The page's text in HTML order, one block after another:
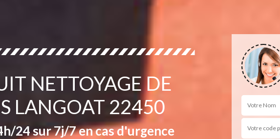
NETTOYAGE DE
LANGOAT 22450
24 sur 7j/7 en cas d'urgence